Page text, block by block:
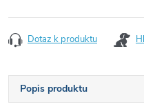
Dotaz k produktu
Popis produktu